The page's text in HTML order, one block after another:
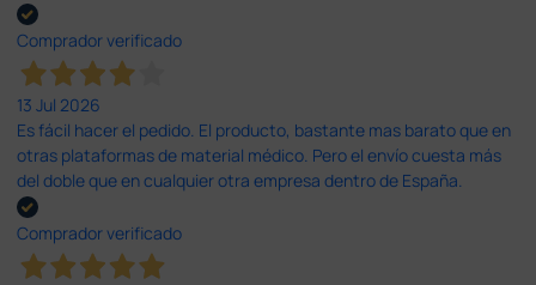
Comprador verificado
13 Jul 2026
Es fácil hacer el pedido. El producto, bastante mas barato que en
otras plataformas de material médico. Pero el envío cuesta más
del doble que en cualquier otra empresa dentro de España.
Comprador verificado